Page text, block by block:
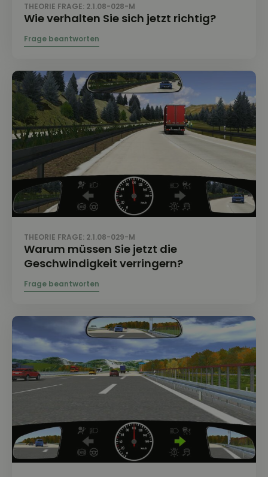
THEORIE FRAGE: 2.1.08-028-M
Wie verhalten Sie sich jetzt richtig?
THEORIE FRAGE: 2.1.08-029-M
Warum müssen Sie jetzt die
Geschwindigkeit verringern?